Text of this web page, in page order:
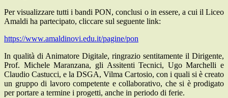
Per visualizzare tutti i bandi PON, conclusi o in essere, a cui il Liceo
Amaldi ha partecipato, cliccare sul seguente link:
https://www.amaldinovi.edu.it/pagine/pon
In qualità di Animatore Digitale, ringrazio sentitamente il Dirigente,
Prof. Michele Maranzana, gli Assitenti Tecnici, Ugo Marchelli e
Claudio Castucci, e la DSGA, Vilma Cartosio, con i quali si è creato
un gruppo di lavoro competente e collaborativo, che si è prodigato
per portare a termine i progetti, anche in periodo di ferie.